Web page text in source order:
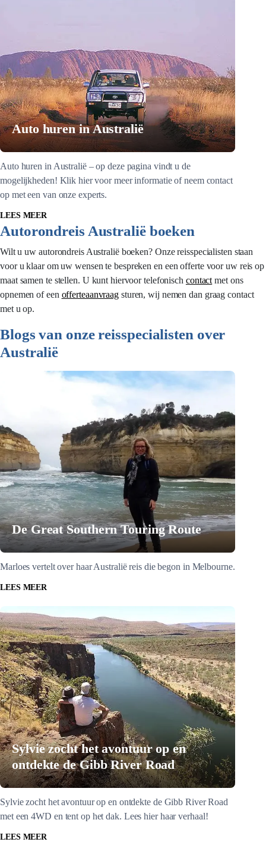
Auto huren in Australië
Auto huren in Australië – op deze pagina vindt u de
mogelijkheden! Klik hier voor meer informatie of neem contact
op met een van onze experts.
LEES MEER
Autorondreis Australië boeken
Wilt u uw autorondreis Australië boeken? Onze reisspecialisten staan
voor u klaar om uw wensen te bespreken en een offerte voor uw reis op
maat samen te stellen. U kunt hiervoor telefonisch contact met ons
opnemen of een offerteaanvraag sturen, wij nemen dan graag contact
met u op.
Blogs van onze reisspecialisten over
Australië
De Great Southern Touring Route
Marloes vertelt over haar Australië reis die begon in Melbourne.
LEES MEER
Sylvie zocht het avontuur op en
ontdekte de Gibb River Road
Sylvie zocht het avontuur op en ontdekte de Gibb River Road
met een 4WD en tent op het dak. Lees hier haar verhaal!
LEES MEER